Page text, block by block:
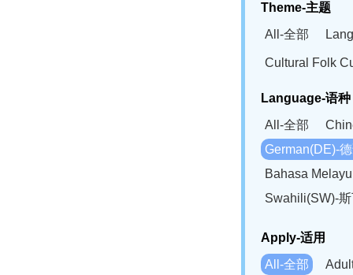
Theme-主题
All-全部
Cultural Folk
Language-语种
All-全部
German(DE)-
Bahasa
Swahili(SW)-
Apply-适用
All-全部